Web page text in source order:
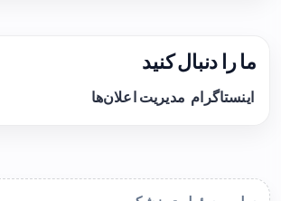
ما را دنبال کنید
اینستاگرام مدیریت اعلان‌ها